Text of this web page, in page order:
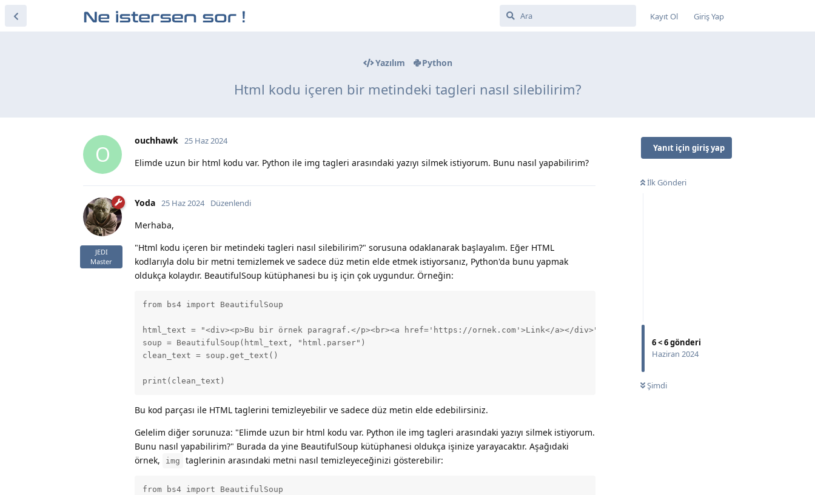
Kayıt Ol Giriş Yap
Yazılım Python
Html kodu içeren bir metindeki tagleri nasıl silebilirim?
Yanıt için giriş yap
İlk Gönderi
6<6gönderi
Haziran 2024
Şimdi
O
ouchhawk 25 Haz 2024
Elimde uzun bir html kodu var. Python ile img tagleri arasındaki yazıyı silmek istiyorum. Bunu nasıl yapabilirim?
Yoda
JEDI
Master
25 Haz 2024 Düzenlendi
Merhaba,
"Html kodu içeren bir metindeki tagleri nasıl silebilirim?" sorusuna odaklanarak başlayalım. Eğer HTML
kodlarıyla dolu bir metni temizlemek ve sadece düz metin elde etmek istiyorsanız, Python'da bunu yapmak
oldukça kolaydır. BeautifulSoup kütüphanesi bu iş için çok uygundur. Örneğin:
from bs4 import BeautifulSoup
html_text = "<div><p>Bu bir örnek paragraf.</p><br><a href='https://ornek.com'>Link</a></div>"
soup = BeautifulSoup(html_text, "html.parser")
clean_text = soup.get_text()
print(clean_text)
Bu kod parçası ile HTML taglerini temizleyebilir ve sadece düz metin elde edebilirsiniz.
Gelelim diğer sorunuza: "Elimde uzun bir html kodu var. Python ile img tagleri arasındaki yazıyı silmek istiyorum.
Bunu nasıl yapabilirim?" Burada da yine BeautifulSoup kütüphanesi oldukça işinize yarayacaktır. Aşağıdaki
örnek,
img taglerinin arasındaki metni nasıl temizleyeceğinizi gösterebilir:
from bs4 import BeautifulSoup